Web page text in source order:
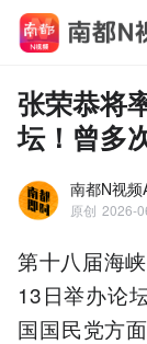
张荣恭将
坛！曾多
南都N视频
原创 2026-
第十八届海
13日举办论
国国民党方